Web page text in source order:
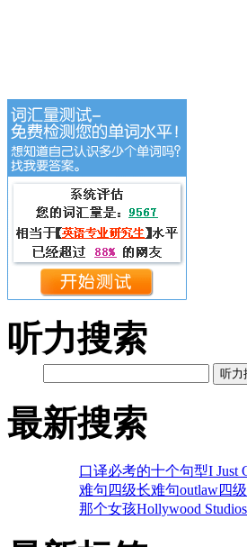
听力搜索
听力
最新搜索
口译必考的十个句型I Just
难句 四级长难句outlaw四
那个女孩Hollywood